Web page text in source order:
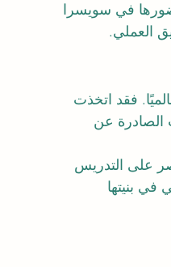
في سويسرا
العملي.
فقد اتخذت
الصادرة عن
على التدريس
بنيتها